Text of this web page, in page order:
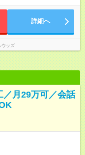
詳細へ
ウッズ
／月29万可／会話